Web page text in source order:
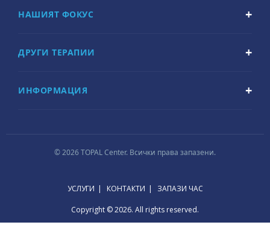
НАШИЯТ ФОКУС
ДРУГИ ТЕРАПИИ
ИНФОРМАЦИЯ
© 2026 TOPAL Center. Всички права запазени.
УСЛУГИ КОНТАКТИ ЗАПАЗИ ЧАС
Copyright © 2026. All rights reserved.